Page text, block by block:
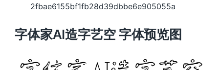
2fbae6155bf1fb28d39dbbe6e905055a
字体家AI造字艺空 字体预览图